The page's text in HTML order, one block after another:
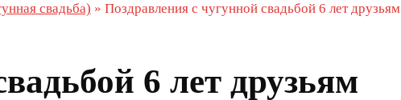
свадьба) » Поздравления с чугунной свадьбой 6 лет друзьям
6 лет друзьям